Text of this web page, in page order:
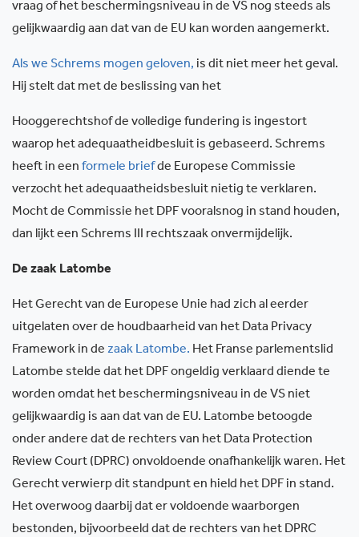
vraag of het beschermingsniveau in de VS nog steeds als
gelijkwaardig aan dat van de EU kan worden aangemerkt.
Als we Schrems mogen geloven, is dit niet meer het geval.
Hij stelt dat met de beslissing van het
Hooggerechtshof de volledige fundering is ingestort
waarop het adequaatheidbesluit is gebaseerd. Schrems
heeft in een formele briefde Europese Commissie
verzocht het adequaatheidsbesluit nietig te verklaren.
Mocht de Commissie het DPF vooralsnog in stand houden,
dan lijkt een Schrems III rechtszaak onvermijdelijk.
De zaak Latombe
Het Gerecht van de Europese Unie had zich al eerder
uitgelaten over de houdbaarheid van het Data Privacy
Framework in de zaak Latombe. Het Franse parlementslid
Latombe stelde dat het DPF ongeldig verklaard diende te
worden omdat het beschermingsniveau in de VS niet
gelijkwaardig is aan dat van de EU. Latombe betoogde
onder andere dat de rechters van het Data Protection
Review Court (DPRC) onvoldoende onafhankelijk waren. Het
Gerecht verwierp dit standpunt en hield het DPF in stand.
Het overwoog daarbij dat er voldoende waarborgen
bestonden, bijvoorbeeld dat de rechters van het DPRC